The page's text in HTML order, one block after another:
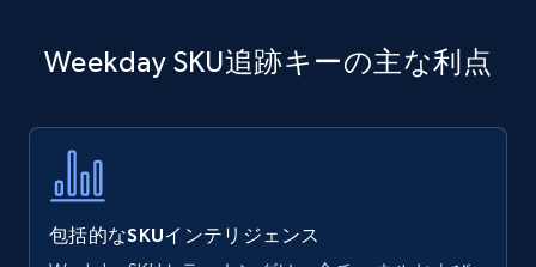
specific keywords
price, Currency, Availability, Reviews count, and
more.
Weekday SKU追跡キーの主な利点
包括的なSKUインテリジェンス